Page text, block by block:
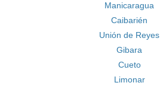
Manicaragua
Caibarién
Unión de Reyes
Gibara
Cueto
Limonar